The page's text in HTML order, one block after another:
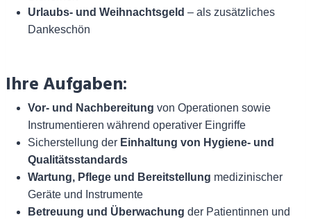
Urlaubs- und Weihnachtsgeld – als zusätzliches
Dankeschön
Ihre Aufgaben:
Vor- und Nachbereitung von Operationen sowie
Instrumentieren während operativer Eingriffe
Sicherstellung der Einhaltung von Hygiene- und
Qualitätsstandards
Wartung, Pflege und Bereitstellung medizinischer
Geräte und Instrumente
Betreuung und Überwachung der Patientinnen und